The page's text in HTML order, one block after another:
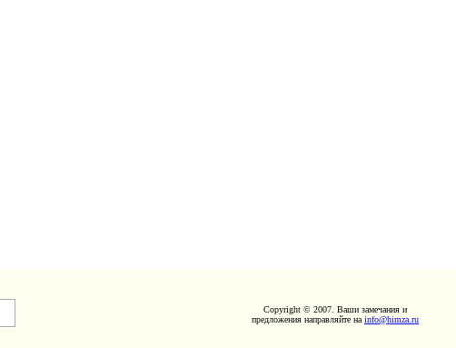
Copyright © 2007. Ваши замечания и
предложения направляйте на info@himza.ru